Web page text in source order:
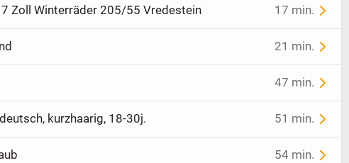
Zoll Winterräder 205/55 Vredestein 17 min.
21 min.
47 min.
kurzhaarig, 18-30j. 51 min.
54 min.